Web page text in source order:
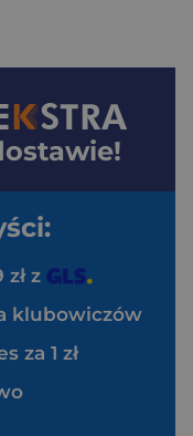
z
klubowiczów
za 1 zł